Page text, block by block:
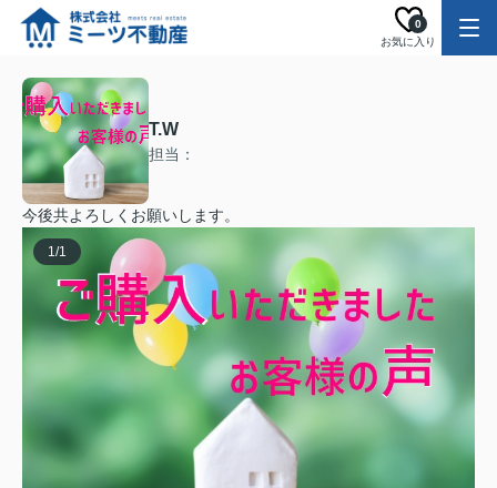
お気に入り
0
T.W
担当：
今後共よろしくお願いします。
1/1